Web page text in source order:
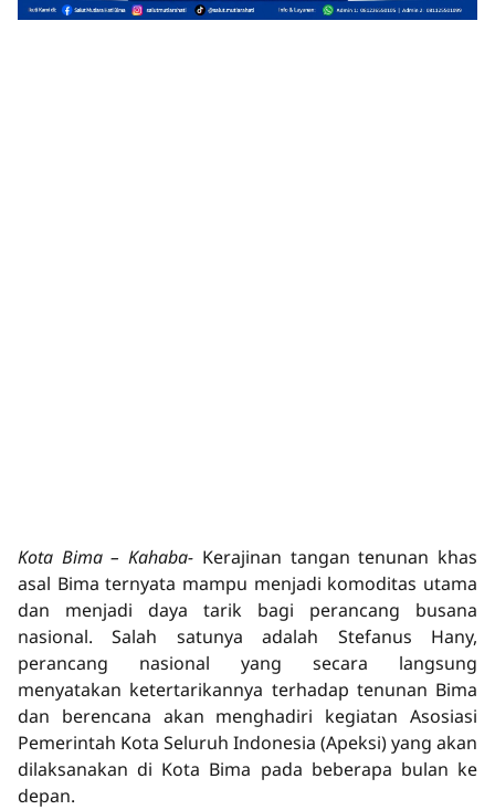
Kota Bima – Kahaba- Kerajinan tangan tenunan khas
asal Bima ternyata mampu menjadi komoditas utama
dan menjadi daya tarik bagi perancang busana
nasional. Salah satunya adalah Stefanus Hany,
perancang nasional yang secara langsung
menyatakan ketertarikannya terhadap tenunan Bima
dan berencana akan menghadiri kegiatan Asosiasi
Pemerintah Kota Seluruh Indonesia (Apeksi) yang akan
dilaksanakan di Kota Bima pada beberapa bulan ke
depan.